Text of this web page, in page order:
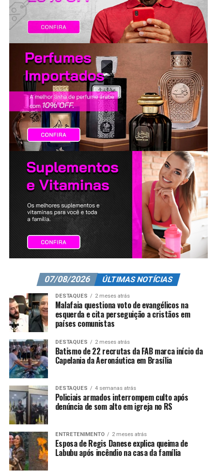
07/08/2026 ÚLTIMAS NOTÍCIAS
DESTAQUES 2 meses atrás
Malafaia questiona voto de evangélicos na
esquerda e cita perseguição a cristãos em
países comunistas
DESTAQUES 2 meses atrás
Batismo de 22 recrutas da FAB marca início da
Capelania da Aeronáutica em Brasília
DESTAQUES 4 semanas atrás
Policiais armados interrompem culto após
denúncia de som alto em igreja no RS
ENTRETENIMENTO 2 meses atrás
Esposa de Regis Danese explica queima de
Labubu após incêndio na casa da família